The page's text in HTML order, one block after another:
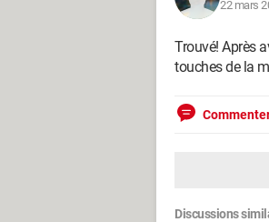
22 mars
Trouvé! Après
touches de la
Discussions